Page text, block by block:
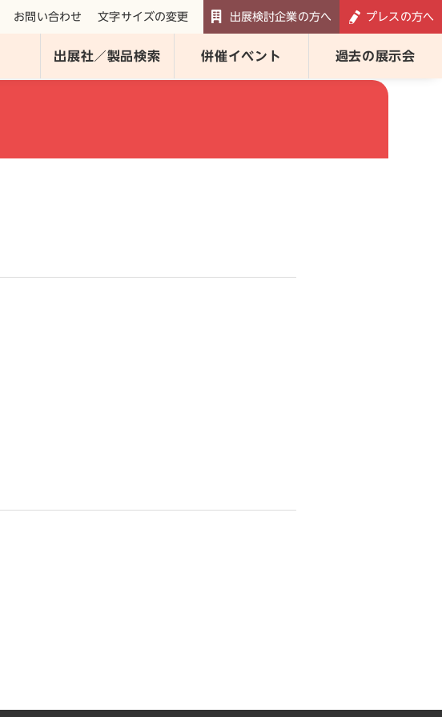
出展社／製品検索 併催イベント 過去の展示会
お問い合わせ 文字サイズの変更 出展検討企業の方へ プレスの方へ